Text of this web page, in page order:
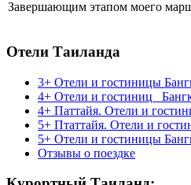
Завершающим этапом моего
Отели Таиланда
3+ Отели и гостиницы
4+ Отели и гостиниц_
4+ Паттайя. Отели и
5+ Птаттайя. Отели и
5+ Отели и гостиницы
Отзывы о поездке